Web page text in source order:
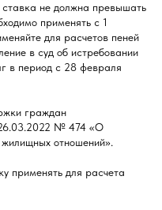
не должна превышать
применять с 1
для расчетов пеней
в суд об истребовании
в период с 28 февраля
граждан
26.03.2022 № 474 «О
отношений».
применять для расчета